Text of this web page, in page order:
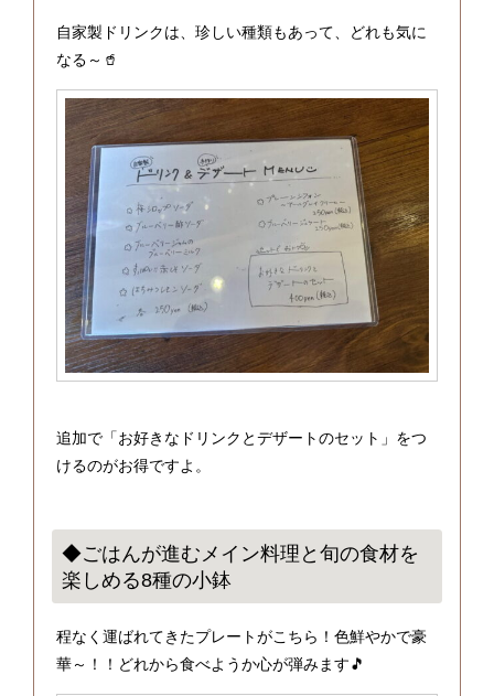
自家製ドリンクは、珍しい種類もあって、どれも気に
なる～🥤
追加で「お好きなドリンクとデザートのセット」をつ
けるのがお得ですよ。
◆ごはんが進むメイン料理と旬の食材を
楽しめる8種の小鉢
程なく運ばれてきたプレートがこちら！色鮮やかで豪
華～！！どれから食べようか心が弾みます🎵